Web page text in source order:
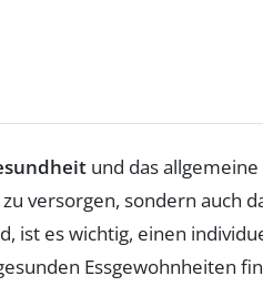
und das
zu versorgen, sondern auch
es wichtig, einen
Essgewohnheiten